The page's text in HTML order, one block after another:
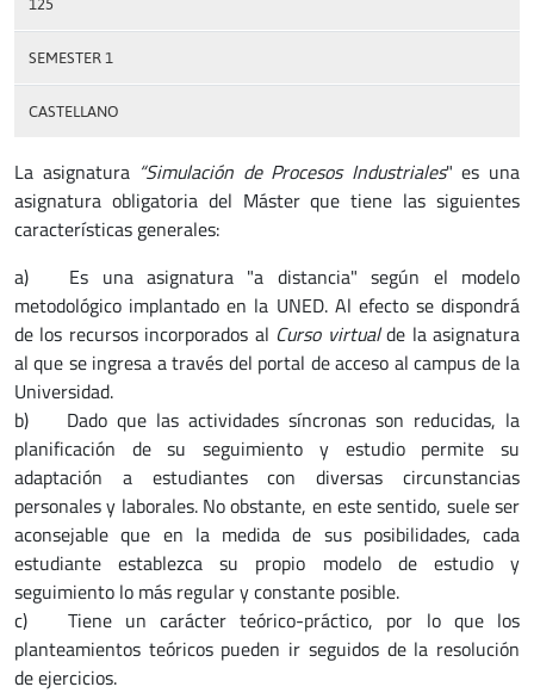
125
SEMESTER 1
CASTELLANO
La asignatura “Simulación de Procesos Industriales" es una
asignatura obligatoria del Máster que tiene las siguientes
características generales:
a) Es una asignatura "a distancia" según el modelo
metodológico implantado en la UNED. Al efecto se dispondrá
de los recursos incorporados al Curso virtualde la asignatura
al que se ingresa a través del portal de acceso al campus de la
Universidad.
b) Dado que las actividades síncronas son reducidas, la
planificación de su seguimiento y estudio permite su
adaptación a estudiantes con diversas circunstancias
personales y laborales. No obstante, en este sentido, suele ser
aconsejable que en la medida de sus posibilidades, cada
estudiante establezca su propio modelo de estudio y
seguimiento lo más regular y constante posible.
c) Tiene un carácter teórico-práctico, por lo que los
planteamientos teóricos pueden ir seguidos de la resolución
de ejercicios.